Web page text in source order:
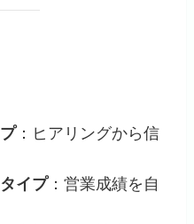
：ヒアリングから信
イプ：営業成績を自